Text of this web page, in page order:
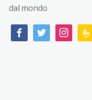
dal mondo
facebooktwitterinstagram